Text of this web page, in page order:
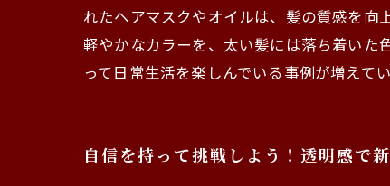
れたヘアマスクやオイルは、髪の質感を向
軽やかなカラーを、太い髪には落ち着いた
って日常生活を楽しんでいる事例が増えて
自信を持って挑戦しよう！透明感で